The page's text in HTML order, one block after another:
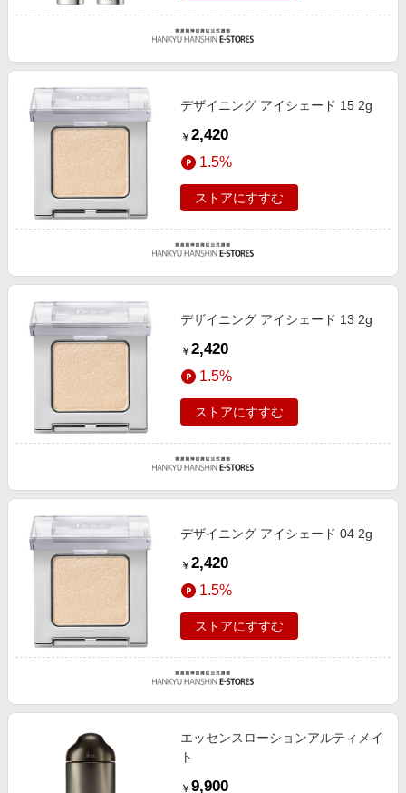
デザイニング アイシェード 15 2g
￥ 2,420
1.5%
ストアにすすむ
デザイニング アイシェード 13 2g
￥ 2,420
1.5%
ストアにすすむ
デザイニング アイシェード 04 2g
￥ 2,420
1.5%
ストアにすすむ
エッセンスローションアルティメイ
ト
￥ 9,900